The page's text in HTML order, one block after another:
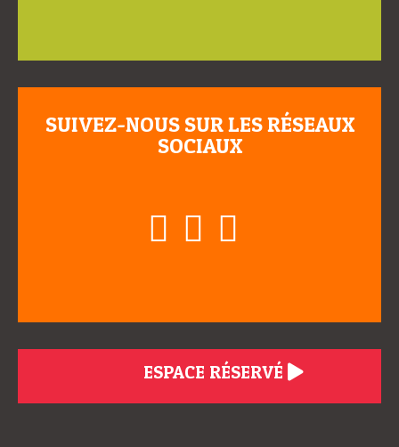
SUIVEZ-NOUS SUR LES RÉSEAUX
SOCIAUX
ESPACE RÉSERVÉ